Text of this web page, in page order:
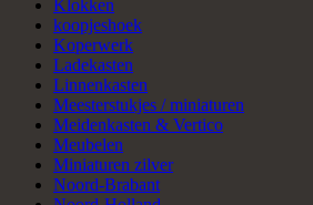
Klokken
koopjeshoek
Koperwerk
Ladekasten
Linnenkasten
Meesterstukjes / miniaturen
Meidenkasten & Vertico
Meubelen
Miniaturen zilver
Noord-Brabant